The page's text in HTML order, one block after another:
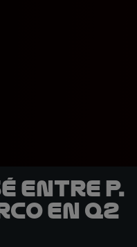
entre P.
en Q2